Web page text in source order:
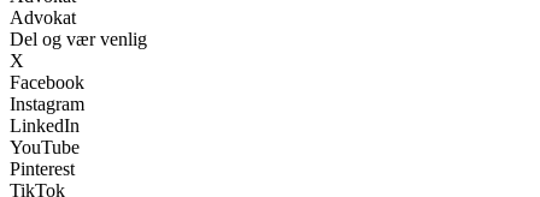
Advokat
Del og vær venlig
X
Facebook
Instagram
LinkedIn
YouTube
Pinterest
TikTok